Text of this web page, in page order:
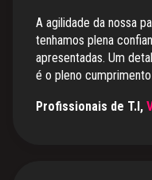
A agilidade da nossa
tenhamos plena
apresentadas. Um
é o pleno
Profissionais de T.I,